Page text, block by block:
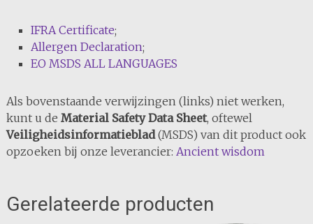
IFRA Certificate;
Allergen Declaration;
EO MSDS ALL LANGUAGES
Als bovenstaande verwijzingen (links) niet werken,
kunt u de Material Safety Data Sheet, oftewel
Veiligheidsinformatieblad(MSDS) van dit product ook
opzoeken bij onze leverancier: Ancient wisdom
Gerelateerde producten